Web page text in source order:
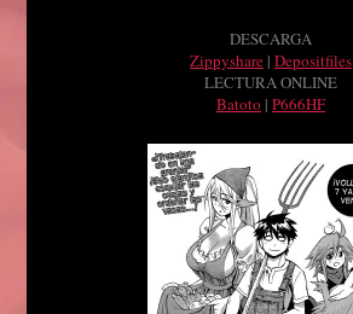
DESCARGA
Zippyshare | Depositfiles
LECTURA ONLINE
Batoto | P666HF